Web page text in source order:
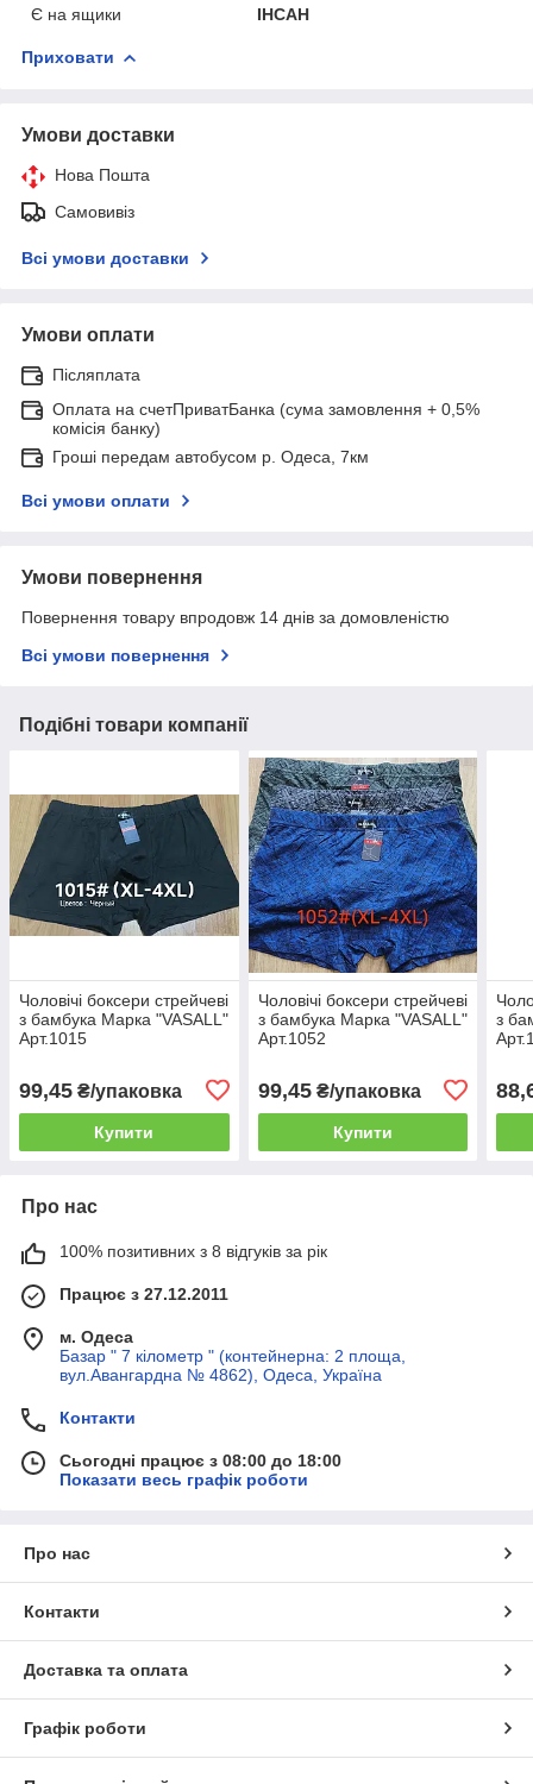
Є на ящики
ІНСАН
Приховати
Умови доставки
Нова Пошта
Самовивіз
Всі умови доставки
Умови оплати
Післяплата
Оплата на счетПриватБанка (сума замовлення + 0,5%
комісія банку)
Гроші передам автобусом р. Одеса, 7км
Всі умови оплати
Умови повернення
Повернення товару впродовж 14 днів за домовленістю
Всі умови повернення
Подібні товари компанії
Чоловічі боксери стрейчеві
з бамбука Марка "VASALL"
Арт.1015
99,45 ₴/упаковка
Купити
Чоловічі боксери стрейчеві
з бамбука Марка "VASALL"
Арт.1052
99,45₴/упаковка
Купити
з
Про нас
100% позитивних з 8 відгуків за рік
Працює з 27.12.2011
м. Одеса
Базар " 7 кілометр " (контейнерна: 2 площа,
вул.Авангардна № 4862), Одеса, Україна
Контакти
Сьогодні працює з 08:00 до 18:00
Показати весь графік роботи
Про нас
Контакти
Доставка та оплата
Графік роботи